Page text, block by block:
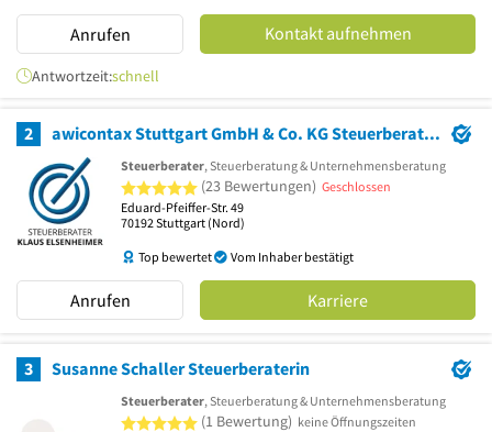
Anrufen Kontakt aufnehmen
Antwortzeit:schnell
2 awicontax Stuttgart GmbH & Co. KG Steuerberatungsgesellschaft Wirtschaftsberatungsgesellschaft
Steuerberater, Steuerberatung & Unternehmensberatung
5 von 5 Sternen
(23 Bewertungen) Geschlossen
Eduard-Pfeiffer-Str. 49
70192 Stuttgart (Nord)
Top bewertet Vom Inhaber bestätigt
Anrufen Karriere
3 Susanne Schaller Steuerberaterin
Steuerberater, Steuerberatung & Unternehmensberatung
5 von 5 Sternen
(1 Bewertung) keine Öffnungszeiten